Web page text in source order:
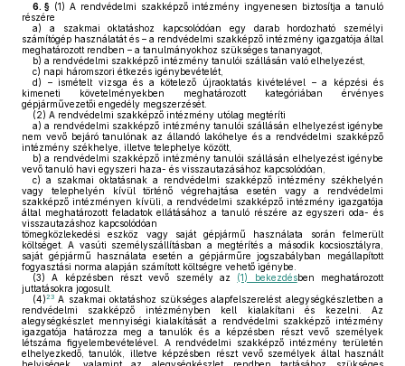
6. § (1) A rendvédelmi szakképző intézmény ingyenesen biztosítja a tanuló
részére
a) a szakmai oktatáshoz kapcsolódóan egy darab hordozható személyi
számítógép használatát és – a rendvédelmi szakképző intézmény igazgatója által
meghatározott rendben – a tanulmányokhoz szükséges tananyagot,
b) a rendvédelmi szakképző intézmény tanulói szállásán való elhelyezést,
c) napi háromszori étkezés igénybevételét,
d) – ismételt vizsga és a kötelező újraoktatás kivételével – a képzési és
kimeneti követelményekben meghatározott kategóriában érvényes
gépjárművezetői engedély megszerzését.
(2) A rendvédelmi szakképző intézmény utólag megtéríti
a) a rendvédelmi szakképző intézmény tanulói szállásán elhelyezést igénybe
nem vevő bejáró tanulónak az állandó lakóhelye és a rendvédelmi szakképző
intézmény székhelye, illetve telephelye között,
b) a rendvédelmi szakképző intézmény tanulói szállásán elhelyezést igénybe
vevő tanuló havi egyszeri haza- és visszautazásához kapcsolódóan,
c) a szakmai oktatásnak a rendvédelmi szakképző intézmény székhelyén
vagy telephelyén kívül történő végrehajtása esetén vagy a rendvédelmi
szakképző intézményen kívüli, a rendvédelmi szakképző intézmény igazgatója
által meghatározott feladatok ellátásához a tanuló részére az egyszeri oda- és
visszautazáshoz kapcsolódóan
tömegközlekedési eszköz vagy saját gépjármű használata során felmerült
költséget. A vasúti személyszállításban a megtérítés a második kocsiosztályra,
saját gépjármű használata esetén a gépjárműre jogszabályban megállapított
fogyasztási norma alapján számított költségre vehető igénybe.
(3) A képzésben részt vevő személy az (1) bekezdésben meghatározott
juttatásokra jogosult.
(4)23 A szakmai oktatáshoz szükséges alapfelszerelést alegységkészletben a
rendvédelmi szakképző intézményben kell kialakítani és kezelni. Az
alegységkészlet mennyiségi kialakítását a rendvédelmi szakképző intézmény
igazgatója határozza meg a tanulók és a képzésben részt vevő személyek
létszáma figyelembevételével. A rendvédelmi szakképző intézmény területén
elhelyezkedő, tanulók, illetve képzésben részt vevő személyek által használt